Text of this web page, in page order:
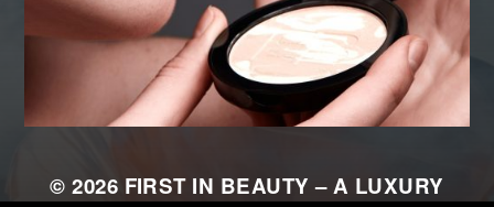
© 2026 FIRST IN BEAUTY – A LUXURY